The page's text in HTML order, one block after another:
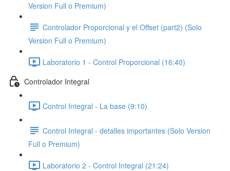
Version Full o Premium)
Controlador Proporcional y el Offset (part2) (Solo
Version Full o Premium)
Laboratorio 1 - Control Proporcional (16:40)
Controlador Integral
Control Integral - La base (9:10)
Control Integral - detalles importantes (Solo Version
Full o Premium)
Laboratorio 2 - Control Integral (21:24)